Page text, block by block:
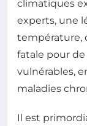
climatiques
experts, une
température,
fatale pour
vulnérables,
maladies
Il est